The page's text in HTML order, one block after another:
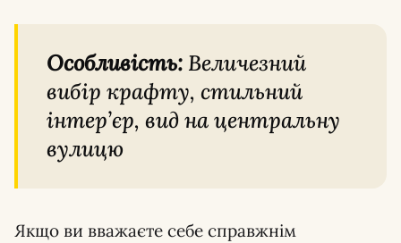
Особливість: Величезний
вибір крафту, стильний
інтер’єр, вид на центральну
вулицю
Якщо ви вважаєте себе справжнім